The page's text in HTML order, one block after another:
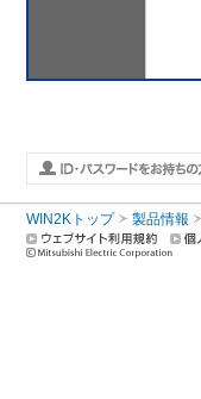
WIN2Kトップ 製品情報